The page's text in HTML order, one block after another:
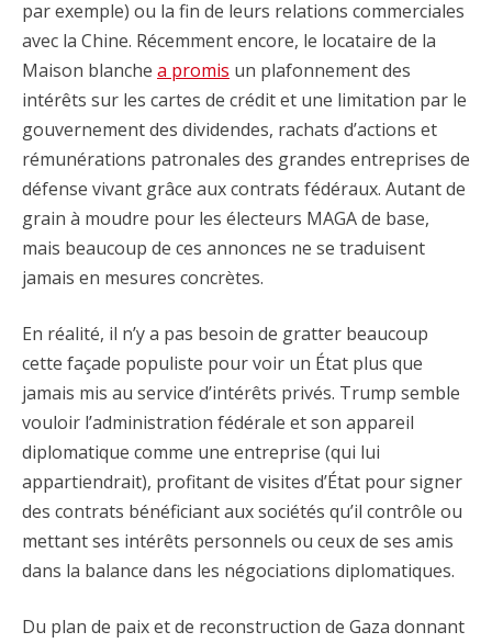
par exemple) ou la fin de leurs relations commerciales
avec la Chine. Récemment encore, le locataire de la
Maison blanche a promis un plafonnement des
intérêts sur les cartes de crédit et une limitation par le
gouvernement des dividendes, rachats d’actions et
rémunérations patronales des grandes entreprises de
défense vivant grâce aux contrats fédéraux. Autant de
grain à moudre pour les électeurs MAGA de base,
mais beaucoup de ces annonces ne se traduisent
jamais en mesures concrètes.
En réalité, il n’y a pas besoin de gratter beaucoup
cette façade populiste pour voir un État plus que
jamais mis au service d’intérêts privés. Trump semble
vouloir l’administration fédérale et son appareil
diplomatique comme une entreprise (qui lui
appartiendrait), profitant de visites d’État pour signer
des contrats bénéficiant aux sociétés qu’il contrôle ou
mettant ses intérêts personnels ou ceux de ses amis
dans la balance dans les négociations diplomatiques.
Du plan de paix et de reconstruction de Gaza donnant